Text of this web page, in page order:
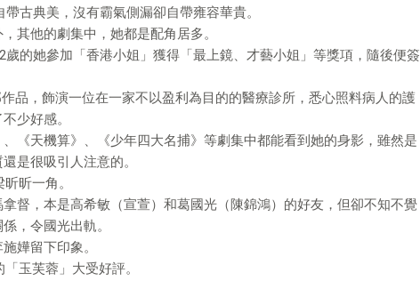
帶古典美，沒有霸氣側漏卻自帶雍容華貴。
其他的劇集中，她都是配角居多。
的她參加「香港小姐」獲得「最上鏡、才藝小姐」等獎項，隨後便簽
品，飾演一位在一家不以盈利為目的的醫療診所，悉心照料病人的護
少好感。
、《天機算》、《少年四大名捕》等劇集中都能看到她的身影，雖然是
是很吸引人注意的。
昕一角。
督，本是高希敏（宣萱）和葛國光（陳錦鴻）的好友，但卻不知不覺
，令國光出軌。
嬅留下印象。
玉芙蓉」大受好評。